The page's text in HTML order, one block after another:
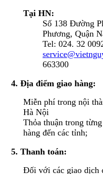
Tại HN:
Số 138 Đường
Phương, Quận
Tel: 024. 32
663300
4. Địa điểm giao hàng:
Miễn phí trong nội
Hà Nội
Thỏa thuận trong
hàng đến các tỉnh;
5. Thanh toán:
Đối với các giao dịch